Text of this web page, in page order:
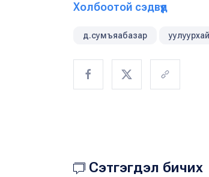
Холбоотой сэдвүүд
д.сумъяабазар уулуурхай
Сэтгэгдэл бичих